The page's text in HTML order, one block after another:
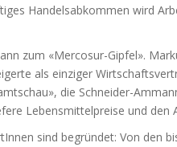
Handelsabkommen wird
zum «Mercosur-Gipfel».
als einziger
die Schneider-
Lebensmittelpreise und den
sind begründet: Von den